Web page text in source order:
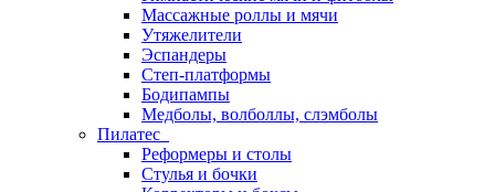
Массажные роллы и мячи
Утяжелители
Эспандеры
Степ-платформы
Бодипампы
Медболы, волболлы, слэмболы
Пилатес
Реформеры и столы
Стулья и бочки